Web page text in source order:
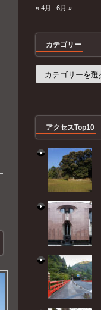
« 4月 6月 »
カテゴリー
カ
アクセスTop10